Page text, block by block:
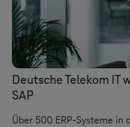
Deutsche Telekom IT
SAP
Über 500 ERP-Systeme in